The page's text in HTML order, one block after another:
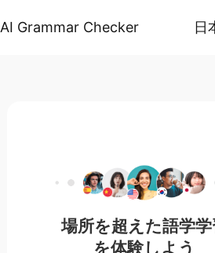
AI Grammar Checker 日
場所を超えた語学学
を体験しよう